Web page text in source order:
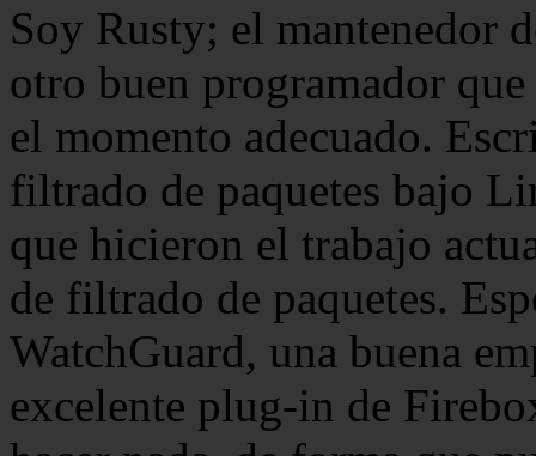
Soy Rusty; el mantenedor
otro buen programador
el momento adecuado.
filtrado de paquetes bajo
que hicieron el trabajo
de filtrado de paquetes.
WatchGuard, una buena
excelente plug-in de